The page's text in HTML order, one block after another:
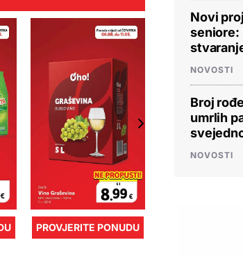
PROVJERITE PONUDU
Novi
seniore:
NOVOSTI
Broj
umrlih
NOVOSTI